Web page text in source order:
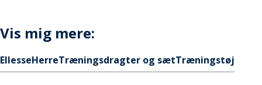
Vis mig mere:
EllesseHerreTræningsdragter og sætTræningstøj